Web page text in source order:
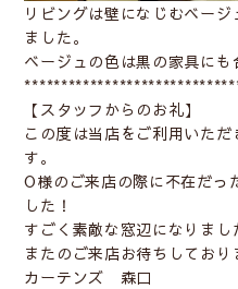
リビングは壁になじむベー
ました。
ベージュの色は黒の家具にも
【スタッフからのお礼】
この度は当店をご利用いた
す。
O様のご来店の際に不在だっ
した！
すごく素敵な窓辺になりまし
またのご来店お待ちしており
カーテンズ 森口